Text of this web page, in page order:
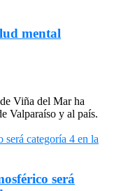
mental
Viña del Mar ha
Valparaíso y al país.
será